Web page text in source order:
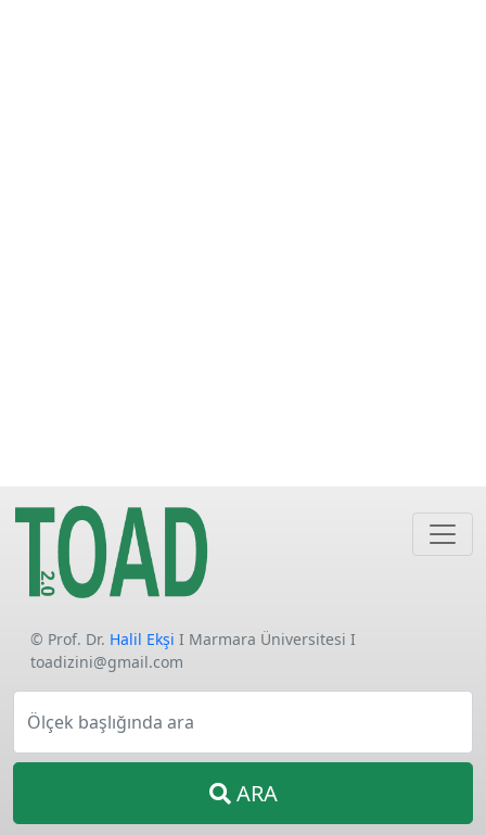
© Prof. Dr. Halil Ekşi I Marmara Üniversitesi I
toadizini@gmail.com
Ölçek başlığında ara
ARA